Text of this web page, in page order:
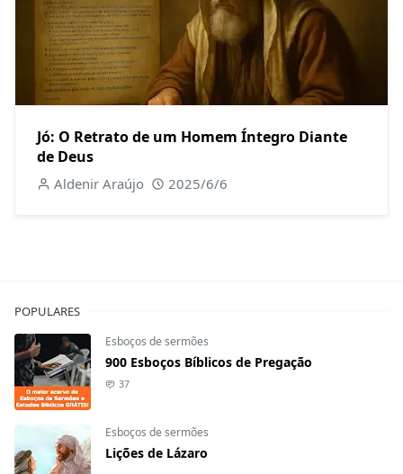
Jó: O Retrato de um Homem Íntegro Diante
de Deus
Aldenir Araújo 2025/6/6
POPULARES
Esboços de sermões
900 Esboços Bíblicos de Pregação
37
Esboços de sermões
Lições de Lázaro